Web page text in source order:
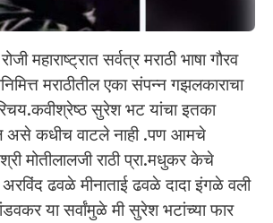
महाराष्ट्रात सर्वत्र मराठी भाषा गौरव
मराठीतील एका संपन्न गझलकाराचा
सुरेश भट यांचा इतका
कधीच वाटले नाही .पण आमचे
मोतीलालजी राठी प्रा.मधुकर केचे
ढवळे मीनाताई ढवळे दादा इंगळे वली
या सर्वांमुळे मी सुरेश भटांच्या फार